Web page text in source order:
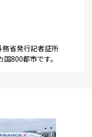
省発行記者証所
800都市です。